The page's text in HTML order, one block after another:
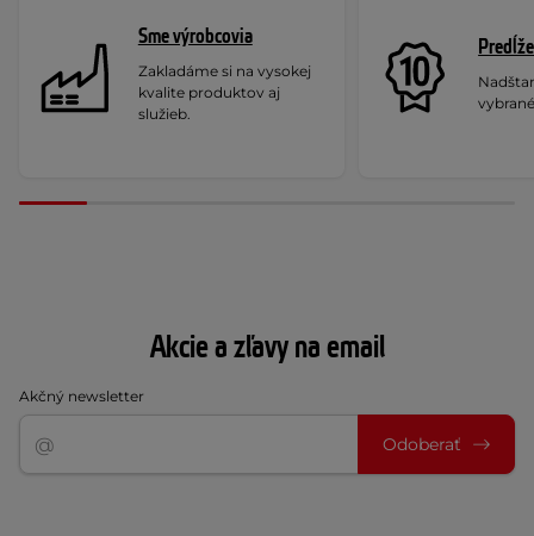
Sme výrobcovia
Zakladáme si na vysokej
kvalite produktov aj
služieb.
Akcie a zľavy na email
Akčný newsletter
Odoberať